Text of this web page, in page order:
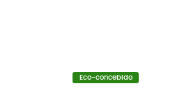
Eco-concebido